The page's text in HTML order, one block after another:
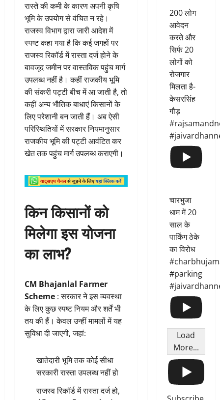
रास्ते की कमी के कारण अपनी कृषि
भूमि के उपयोग से वंचित न रहे।
राजस्व विभाग द्वारा जारी आदेश में
स्पष्ट कहा गया है कि कई जगहों पर
राजस्व रिकॉर्ड में रास्ता दर्ज होने के
बावजूद जमीन पर वास्तविक पहुंच मार्ग
उपलब्ध नहीं है। कहीं राजकीय भूमि
की संकरी पट्टी बीच में आ जाती है, तो
कहीं अन्य भौतिक बाधाएं किसानों के
लिए परेशानी बन जाती हैं। अब ऐसी
परिस्थितियों में सरकार नियमानुसार
राजकीय भूमि की पट्टी आवंटित कर
खेत तक पहुंच मार्ग उपलब्ध कराएगी।
किन किसानों को
मिलेगा इस योजना
का लाभ?
CM Bhajanlal Farmer
Scheme : सरकार ने इस व्यवस्था
के लिए कुछ स्पष्ट नियम और शर्तें भी
तय की हैं। केवल उन्हीं मामलों में यह
सुविधा दी जाएगी, जहां:
खातेदारी भूमि तक कोई सीधा
सरकारी रास्ता उपलब्ध नहीं हो
राजस्व रिकॉर्ड में रास्ता दर्ज हो,
200 लोग
आवेदन
करते और
सिर्फ 20
लोगों को
रोजगार
मिलता है-
केसरसिंह
गौड़
चारभुजा
धाम में 20
साल के
पार्किंग ठेके
का विरोध
#parking
Load
More...